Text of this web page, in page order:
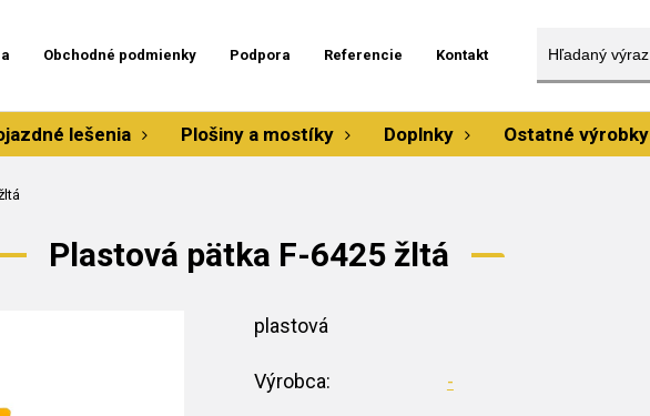
Obchodné podmienky Podpora Referencie Kontakt
lešenia Plošiny a mostíky Doplnky Ostatné výrobky
Plastová pätka F-6425 žltá
plastová
Výrobca: -